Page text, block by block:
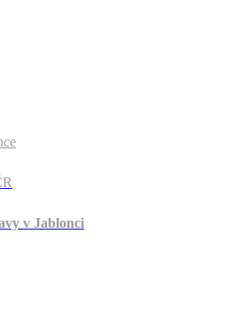
v Jablonci